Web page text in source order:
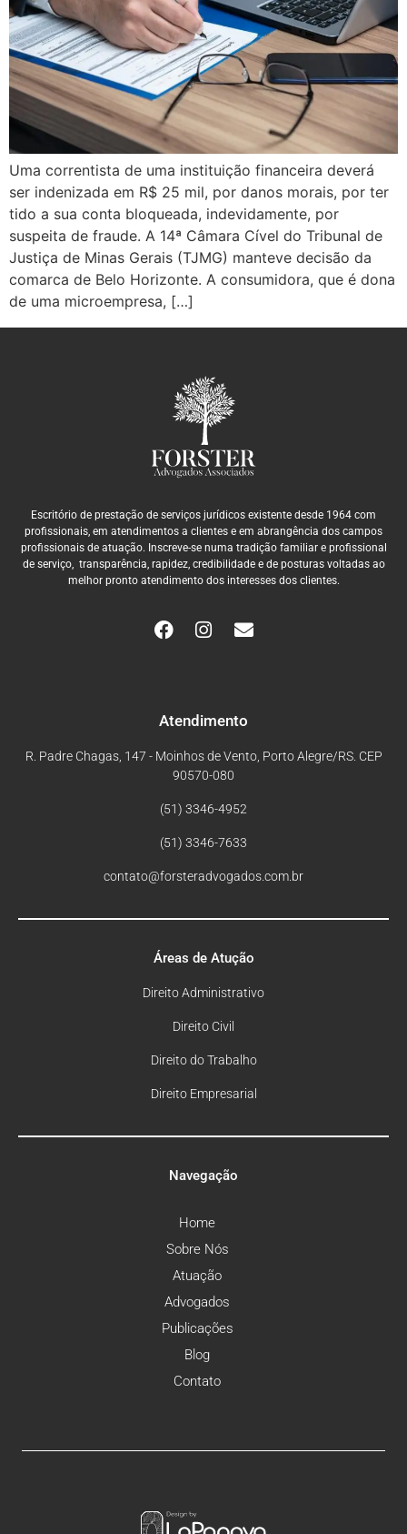
Uma correntista de uma instituição financeira deverá
ser indenizada em R$ 25 mil, por danos morais, por ter
tido a sua conta bloqueada, indevidamente, por
suspeita de fraude. A 14ª Câmara Cível do Tribunal de
Justiça de Minas Gerais (TJMG) manteve decisão da
comarca de Belo Horizonte. A consumidora, que é dona
de uma microempresa, […]
Navegação
Home
Sobre Nós
Atuação
Advogados
Publicações
Blog
Contato
Áreas de Atução
Direito Administrativo
Direito Civil
Direito do Trabalho
Direito Empresarial
Atendimento
R. Padre Chagas, 147 - Moinhos de Vento, Porto Alegre/RS. CEP
90570-080
(51) 3346-4952
(51) 3346-7633
contato@forsteradvogados.com.br
Escritório de prestação de serviços jurídicos existente desde 1964 com
profissionais, em atendimentos a clientes e em abrangência dos campos
profissionais de atuação. Inscreve-se numa tradição familiar e profissional
de serviço, transparência, rapidez, credibilidade e de posturas voltadas ao
melhor pronto atendimento dos interesses dos clientes.